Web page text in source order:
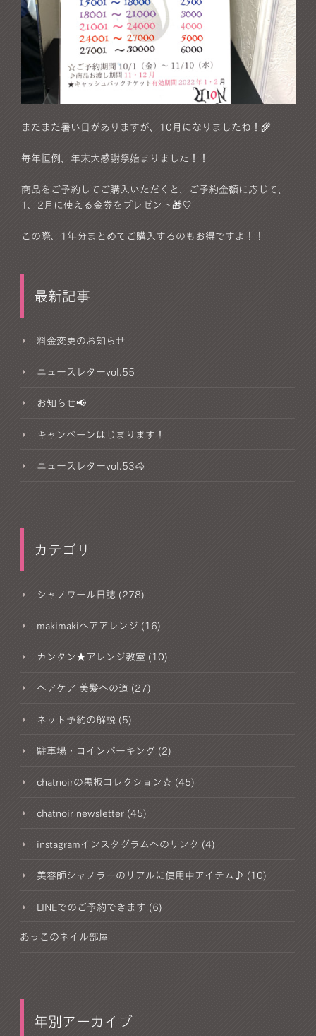
まだまだ暑い日がありますが、10月になりましたね！🌾
毎年恒例、年末大感謝祭始まりました！！
商品をご予約してご購入いただくと、ご予約金額に応じて、
1、2月に使える金券をプレゼント🎁♡
この際、1年分まとめてご購入するのもお得ですよ！！
最新記事
料金変更のお知らせ
ニュースレターvol.55
お知らせ📢
キャンペーンはじまります！
ニュースレターvol.53🐴
カテゴリ
シャノワール日誌 (278)
makimakiヘアアレンジ (16)
カンタン★アレンジ教室 (10)
ヘアケア 美髪への道 (27)
ネット予約の解説 (5)
駐車場・コインパーキング (2)
chatnoirの黒板コレクション☆ (45)
chatnoir newsletter (45)
instagramインスタグラムへのリンク (4)
美容師シャノラーのリアルに使用中アイテム♪ (10)
LINEでのご予約できます (6)
あっこのネイル部屋
年別アーカイブ